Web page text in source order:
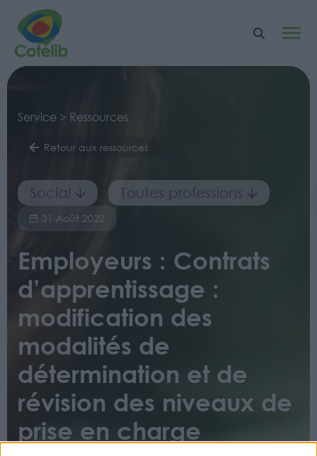
Service > Ressources
Retour aux ressources
Social Toutes professions
31 Août 2022
Employeurs : Contrats
d’apprentissage :
modification des
modalités de
détermination et de
révision des niveaux de
prise en charge